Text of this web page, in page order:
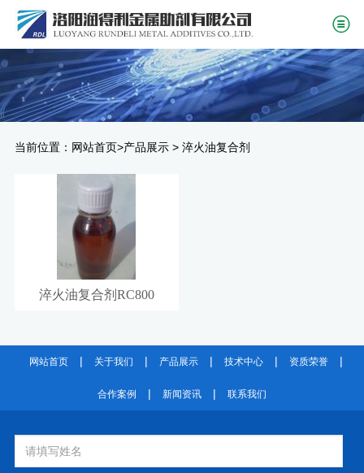
当前位置： 网站首页>产品展示> 淬火油复合剂
淬火油复合剂RC800
网站首页 | 关于我们 | 产品展示 | 技术中心 | 资质荣誉 |
合作案例 | 新闻资讯 | 联系我们